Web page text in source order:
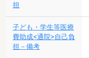
担
子ども・学生等医療
費助成<通院>自己負
担－備考